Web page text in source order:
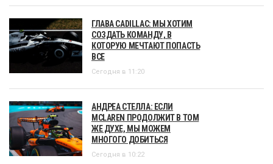
ГЛАВА CADILLAC: МЫ ХОТИМ
СОЗДАТЬ КОМАНДУ, В
КОТОРУЮ МЕЧТАЮТ ПОПАСТЬ
ВСЕ
Сегодня в 11:20
АНДРЕА СТЕЛЛА: ЕСЛИ
MCLAREN ПРОДОЛЖИТ В ТОМ
ЖЕ ДУХЕ, МЫ МОЖЕМ
МНОГОГО ДОБИТЬСЯ
Сегодня в 10:22